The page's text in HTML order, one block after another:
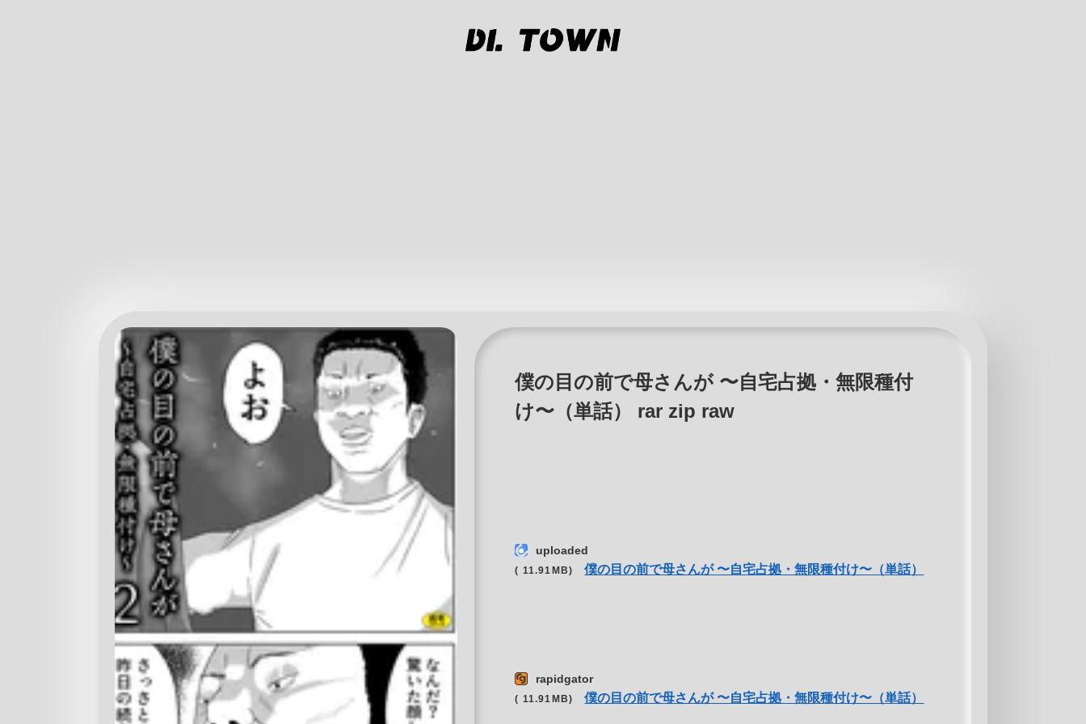
僕の目の前で母さんが 〜自宅占拠・無限種付
け〜（単話） rar zip raw
uploaded
( 11.91MB) 僕の目の前で母さんが 〜自宅占拠・無限種付け〜（単話）
rapidgator
( 11.91MB) 僕の目の前で母さんが 〜自宅占拠・無限種付け〜（単話）